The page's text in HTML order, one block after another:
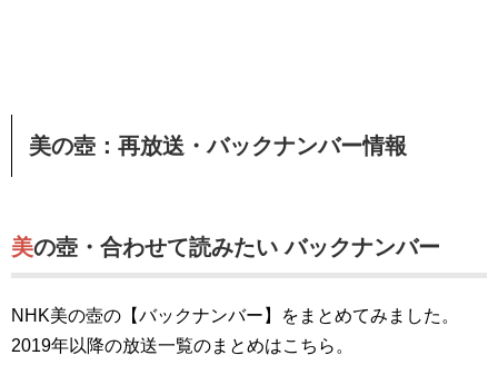
美の壺：再放送・バックナンバー情報
美の壺・合わせて読みたい バックナンバー
NHK美の壺の【バックナンバー】をまとめてみました。
2019年以降の放送一覧のまとめはこちら。